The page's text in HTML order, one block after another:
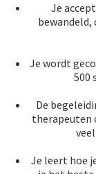
Je
bewandeld,
Je wordt
500
De
therapeuten
Je leert hoe